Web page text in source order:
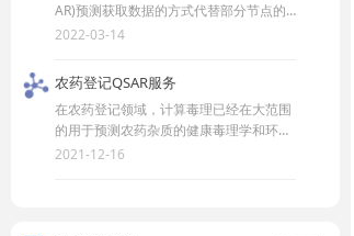
AR)预测获取数据的方式代替部分节点的
动物试验，还可借用该工具预测物质的理
设计出更为合理的试验方案。
2022-03-14
农药登记QSAR服务
在农药登记领域，计算毒理已经在大范围
的用于预测农药杂质的健康毒理学和环境
毒理数据，对农药杂质的相关性评价（原
2021-12-16